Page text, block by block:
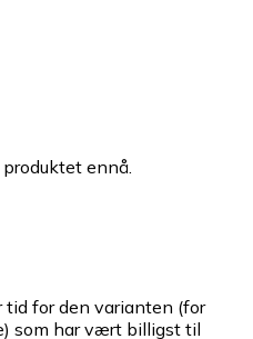
ennå.
tid for den varianten (for
som har vært billigst til